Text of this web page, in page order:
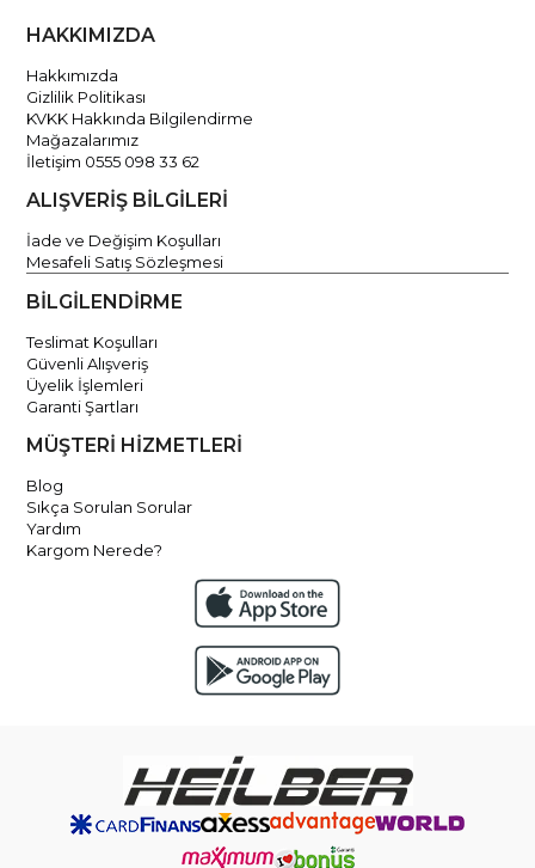
HAKKIMIZDA
Hakkımızda
Gizlilik Politikası
KVKK Hakkında Bilgilendirme
Mağazalarımız
İletişim 0555 098 33 62
ALIŞVERİŞ BİLGİLERİ
İade ve Değişim Koşulları
Mesafeli Satış Sözleşmesi
BİLGİLENDİRME
Teslimat Koşulları
Güvenli Alışveriş
Üyelik İşlemleri
Garanti Şartları
MÜŞTERİ HİZMETLERİ
Blog
Sıkça Sorulan Sorular
Yardım
Kargom Nerede?